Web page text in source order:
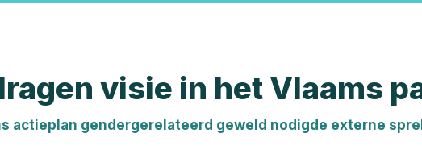
visie in het Vlaams
actieplan gendergerelateerd geweld nodigde externe